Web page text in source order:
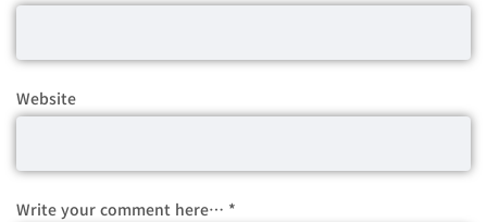
Website
Write your comment here… *